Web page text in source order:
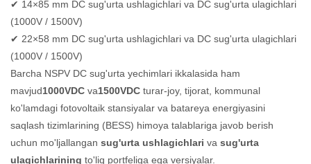
✔ 14×85 mm DC sug'urta ushlagichlari va DC sug'urta ulagichlari
(1000V / 1500V)
✔ 22×58 mm DC sug'urta ushlagichlari va DC sug'urta ulagichlari
(1000V / 1500V)
Barcha NSPV DC sug'urta yechimlari ikkalasida ham
mavjud1000VDC va1500VDC turar-joy, tijorat, kommunal
ko'lamdagi fotovoltaik stansiyalar va batareya energiyasini
saqlash tizimlarining (BESS) himoya talablariga javob berish
uchun mo'ljallangan sug'urta ushlagichlari va sug'urta
ulagichlarining to'liq portfeliga ega versiyalar.